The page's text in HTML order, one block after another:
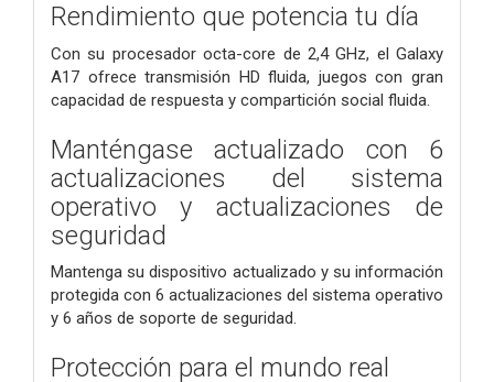
Rendimiento que potencia tu día
Con su procesador octa-core de 2,4 GHz, el Galaxy
A17 ofrece transmisión HD fluida, juegos con gran
capacidad de respuesta y compartición social fluida.
Manténgase actualizado con 6
actualizaciones del sistema
operativo y actualizaciones de
seguridad
Mantenga su dispositivo actualizado y su información
protegida con 6 actualizaciones del sistema operativo
y 6 años de soporte de seguridad.
Protección para el mundo real